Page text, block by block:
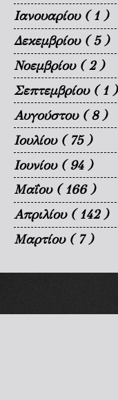
Ιανουαρίου ( 1 )
Δεκεμβρίου ( 5 )
Νοεμβρίου ( 2 )
Σεπτεμβρίου ( 1 )
Αυγούστου ( 8 )
Ιουλίου ( 75 )
Ιουνίου ( 94 )
Μαΐου ( 166 )
Απριλίου ( 142 )
Μαρτίου ( 7 )